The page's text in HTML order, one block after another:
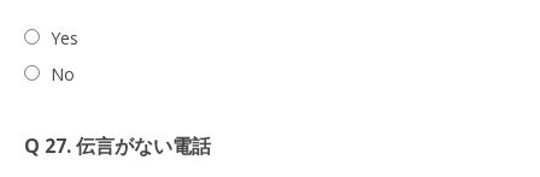
Yes
No
Q 27. 伝言がない電話